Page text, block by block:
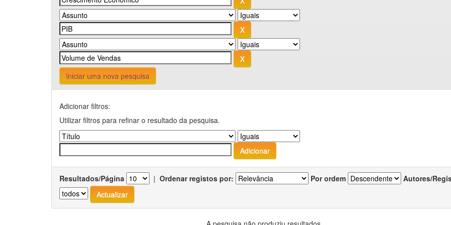
Iniciar uma nova pesquisa
Adicionar filtros:
Utilizar filtros para refinar o resultado da pesquisa.
Resultados/Página | Ordenar registos por: Por ordem Autores/